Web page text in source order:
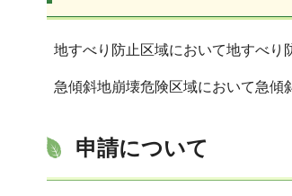
地すべり防止区域において地すべり
急傾斜地崩壊危険区域において急傾
申請について